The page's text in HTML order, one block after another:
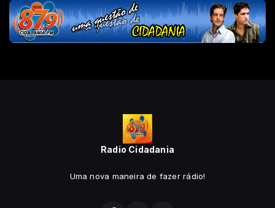
Radio Cidadania
Uma nova maneira de fazer rádio!